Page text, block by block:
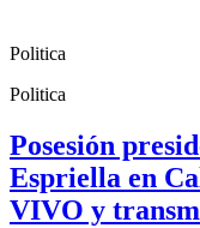
Politica
Politica
Posesión
Espriella en
VIVO y